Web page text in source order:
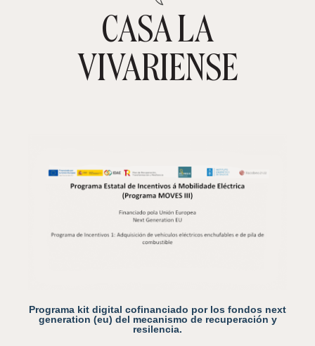
TIENDA ONLINECASA LA
VIVARIENSE
Programa kit digital cofinanciado por los fondos next
generation (eu) del mecanismo de recuperación y
resilencia.